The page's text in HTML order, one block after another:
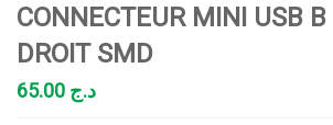
CONNECTEUR MINI USB
DROIT SMD
د.ج